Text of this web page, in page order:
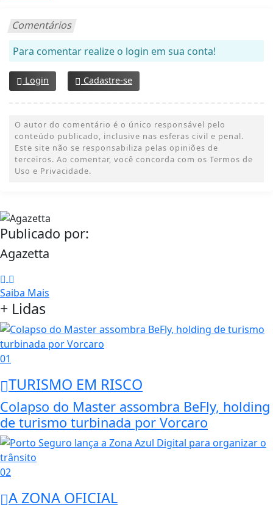
Comentários
Para comentar realize o login em sua conta!
Login Cadastre-se
O autor do comentário é o único responsável pelo
conteúdo publicado, inclusive nas esferas civil e penal.
Este site não se responsabiliza pelas opiniões de
terceiros. Ao comentar, você concorda com os Termos de
Uso e Privacidade.
Publicado por:
Agazetta
Saiba Mais
+ Lidas
01
TURISMO EM RISCO
Colapso do Master assombra BeFly, holding
de turismo turbinada por Vorcaro
02
A ZONA OFICIAL